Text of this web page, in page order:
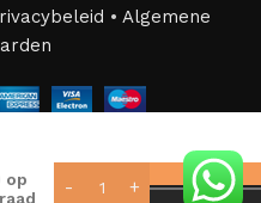
• Algemene
op